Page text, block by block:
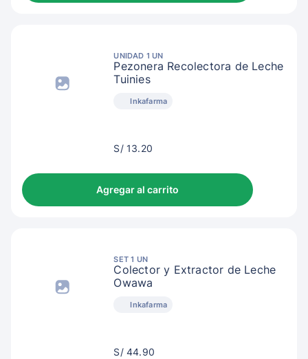
UNIDAD 1 UN
Pezonera Recolectora de Leche
Tuinies
Inkafarma
S/
S/ 13.20
Agregar al carrito
SET 1 UN
Colector y Extractor de Leche
Owawa
Inkafarma
S/
S/ 44.90